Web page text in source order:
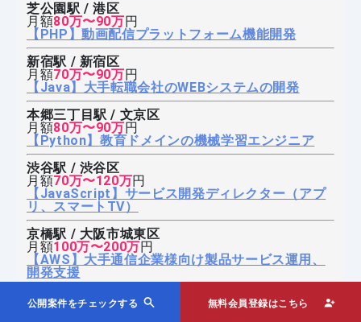
芝公園駅 / 港区
月額80万〜90万円
【PHP】動画配信プラットフォーム機能開発
新宿駅 / 新宿区
月額70万〜90万円
【Java】大手転職会社のWEBシステムの開発
本郷三丁目駅 / 文京区
月額80万〜90万円
【Python】教育ドメインの機械学習エンジニア
渋谷駅 / 渋谷区
月額70万〜120万円
【JavaScript】サービス開発ディレクター（アプ
リ、スマートTV）
京橋駅 / 大阪市城東区
月額100万〜200万円
【AWS】大手通信企業様向け製品サービス運用、
開発支援
公開案件をチェックする 無料会員登録はこちら